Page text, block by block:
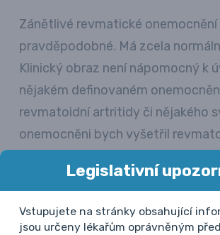
Zánětlivé revmatické onemocnění
pravděpodobné. Má zcela
Klinický obraz není nápomocný k
nějakém definovaném
revmatoidní artritidy či nějakého
onemocněni bych vyšetřil
zvažoval bych syndrom
by mohly souviset s případnou
Legislativní
Vstupujete na stránky obsahující
jsou určeny lékařům oprávněným